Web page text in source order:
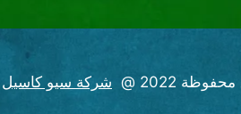
2022 @ شركة سيو كاسيل